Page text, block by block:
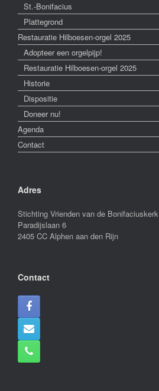
St.-Bonifacius
Plattegrond
Restauratie Hilboesen-orgel 2025
Adopteer een orgelpijp!
Restauratie Hilboesen-orgel 2025
Historie
Dispositie
Doneer nu!
Agenda
Contact
Adres
Stichting Vrienden van de Bonifaciuskerk
Paradijslaan 6
2405 CC Alphen aan den Rijn
Contact